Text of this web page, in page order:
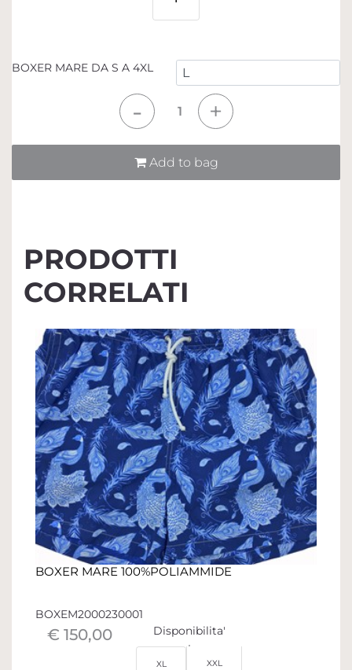
BOXER MARE DA S A 4XL
Add to bag
PRODOTTI
CORRELATI
BOXER MARE 100%POLIAMMIDE
BOXEM2000230001
€ 150,00 Disponibilita'
XL XXL